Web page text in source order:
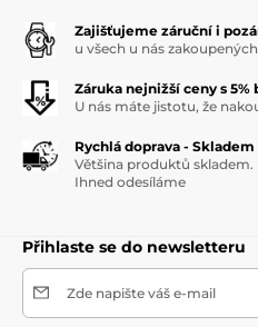
Zajišťujeme záruční i
u všech u nás
Záruka nejnižší ceny s 5%
U nás máte jistotu, že
Rychlá doprava -
Většina produktů skladem.
Ihned odesíláme
Přihlaste se do newsletteru
Zde napište váš e-mail